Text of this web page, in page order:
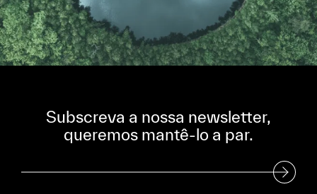
Subscreva a nossa newsletter,
queremos mantê-lo a par.
Subscreva a nossa Newsletter